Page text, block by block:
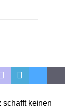
schafft keinen